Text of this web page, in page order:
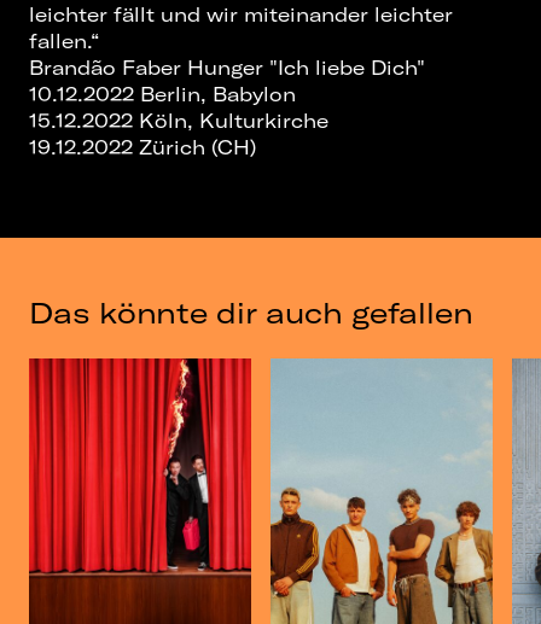
leichter fällt und wir miteinander leichter
fallen.“
Brandão Faber Hunger "Ich liebe Dich"
10.12.2022 Berlin, Babylon
15.12.2022 Köln, Kulturkirche
19.12.2022 Zürich (CH)
Das könnte dir auch gefallen